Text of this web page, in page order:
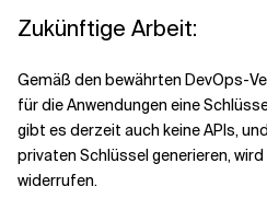
Zukünftige Arbeit:
Gemäß den bewährten DevOps-
für die Anwendungen eine
gibt es derzeit auch keine APIs,
privaten Schlüssel generieren,
widerrufen.